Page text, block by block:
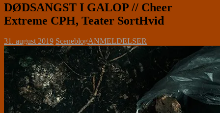
DØDSANGST I GALOP // Cheer
Extreme CPH, Teater SortHvid
31. august 2019 SceneblogANMELDELSER